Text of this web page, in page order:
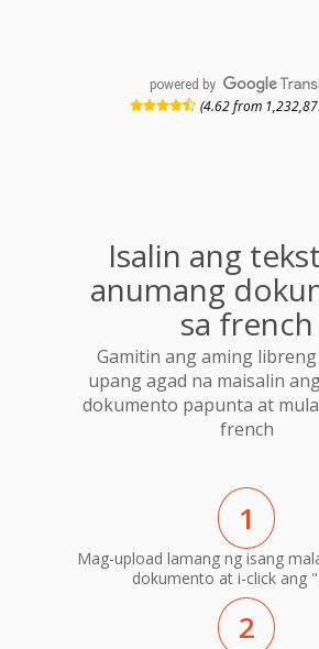
powered by
(4.62 from
Isalin ang
anumang
sa french
Gamitin ang aming
upang agad na maisalin
dokumento papunta at
french
1
Mag-upload lamang ng isang
dokumento at i-click ang
2